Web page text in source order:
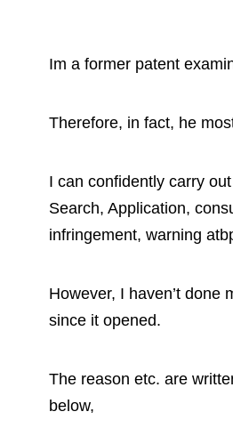
Im a former patent
Therefore, in fact, he
I can confidently carry
Search, Application,
infringement, warning
However, I haven’t done
since it opened.
The reason etc. are
below,